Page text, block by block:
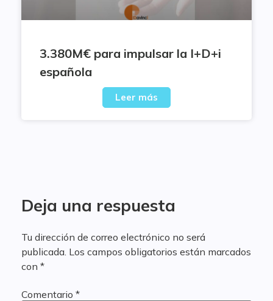
3.380M€ para impulsar la I+D+i
española
Leer más
Deja una respuesta
Tu dirección de correo electrónico no será
publicada. Los campos obligatorios están marcados
con *
Comentario *